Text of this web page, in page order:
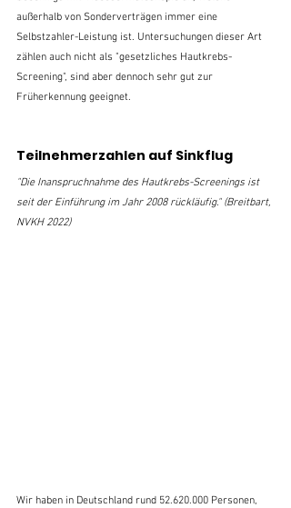
außerhalb von Sonderverträgen immer eine
Selbstzahler-Leistung ist. Untersuchungen dieser Art
zählen auch nicht als "gesetzliches Hautkrebs-
Screening", sind aber dennoch sehr gut zur
Früherkennung geeignet.
Teilnehmerzahlen auf Sinkflug
"Die Inanspruchnahme des Hautkrebs-Screenings ist
seit der Einführung im Jahr 2008 rückläufig." (Breitbart,
NVKH 2022)
Wir haben in Deutschland rund 52.620.000 Personen,